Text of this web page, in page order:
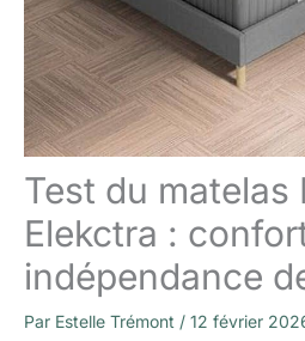
Test du matelas
Elekctra :
indépendance
Par Estelle Trémont / 12 février